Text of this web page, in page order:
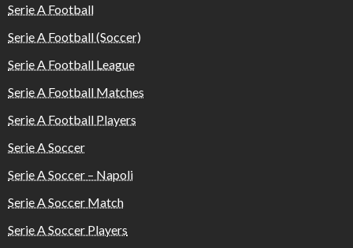
Serie A Football
Serie A Football (Soccer)
Serie A Football League
Serie A Football Matches
Serie A Football Players
Serie A Soccer
Serie A Soccer – Napoli
Serie A Soccer Match
Serie A Soccer Players